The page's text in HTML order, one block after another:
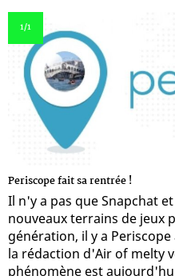
1/1
Periscope fait sa rentrée !
Il n'y a pas que Snapchat
nouveaux terrains de jeux
génération, il y a
la rédaction d'Air of melty
phénomène est